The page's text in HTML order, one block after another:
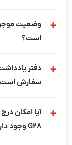
سفارش است؟
آیا امکان درج